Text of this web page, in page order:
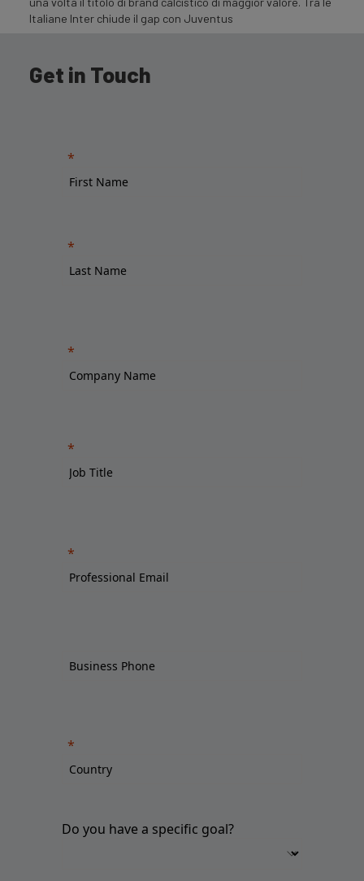
Italiane Inter chiude il gap con Juventus
Get in Touch
Do you have a specific goal?